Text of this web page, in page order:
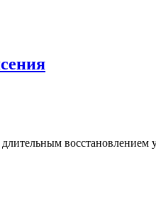
восстановлением